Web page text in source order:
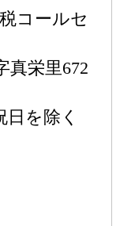
コールセ
真栄里672
を除く